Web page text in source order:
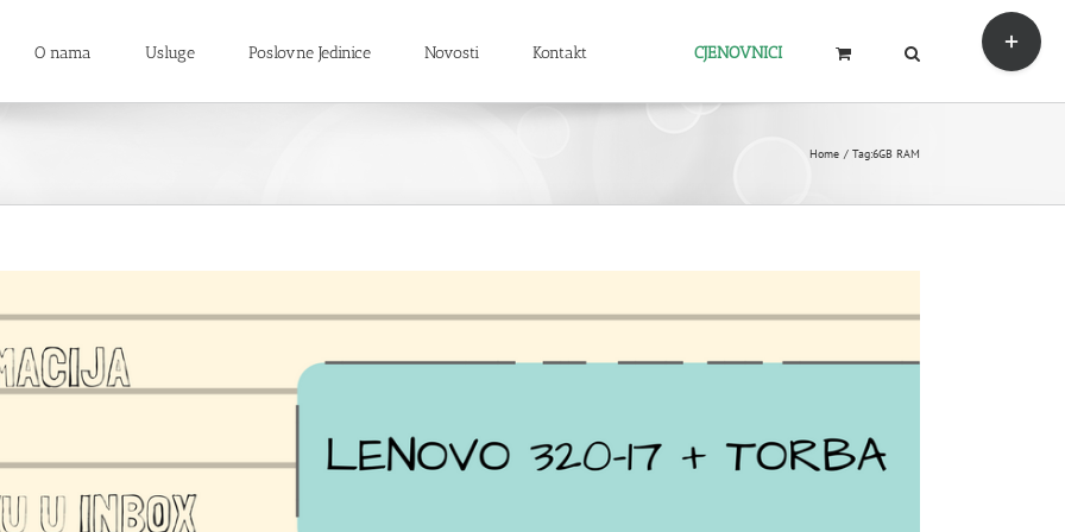
O nama Usluge Poslovne Jedinice Novosti Kontakt CJENOVNICI
Home Tag:6GB RAM
Toggle
Sliding
Bar